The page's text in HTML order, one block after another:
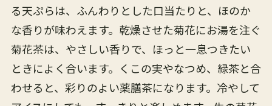
る天ぷらは、ふんわりとした口当たりと、ほのか
な香りが味わえます。乾燥させた菊花にお湯を注ぐ
菊花茶は、やさしい香りで、ほっと一息つきたい
ときによく合います。くこの実やなつめ、緑茶と合
わせると、彩りのよい薬膳茶になります。冷やして